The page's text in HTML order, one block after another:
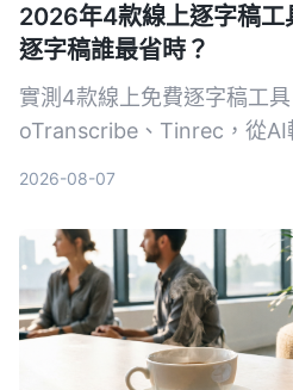
2026年4款線上逐字稿工
逐字稿誰最省時？
實測4款線上免費逐字稿工
oTranscribe、Tinrec，從AI
2026-08-07